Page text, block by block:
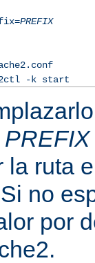
PREFIX
-k start
PREFIX
la ruta
no
por